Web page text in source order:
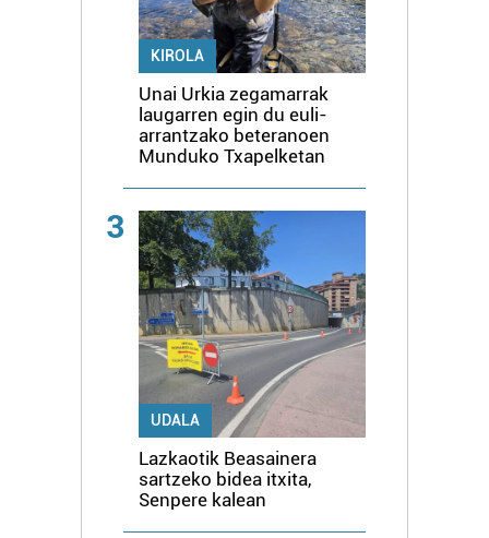
KIROLA
Unai Urkia zegamarrak
laugarren egin du euli-
arrantzako beteranoen
Munduko Txapelketan
3
UDALA
Lazkaotik Beasainera
sartzeko bidea itxita,
Senpere kalean